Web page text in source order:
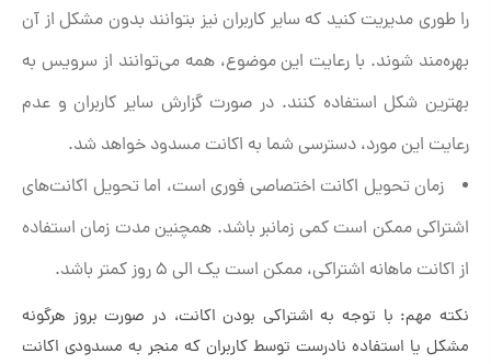
را طوری مدیریت کنید که سایر کاربران نیز بتوانند بدون مشکل از آن
بهره‌مند شوند. با رعایت این موضوع، همه می‌توانند از سرویس به
بهترین شکل استفاده کنند. در صورت گزارش سایر کاربران و عدم
رعایت این مورد، دسترسی شما به اکانت مسدود خواهد شد.
زمان تحویل اکانت اختصاصی فوری است، اما تحویل اکانت‌های
اشتراکی ممکن است کمی زمانبر باشد. همچنین مدت زمان استفاده
از اکانت ماهانه اشتراکی، ممکن است یک الی 5 روز کمتر باشد.
نکته مهم: با توجه به اشتراکی بودن اکانت، در صورت بروز هرگونه
مشکل یا استفاده نادرست توسط کاربران که منجر به مسدودی اکانت